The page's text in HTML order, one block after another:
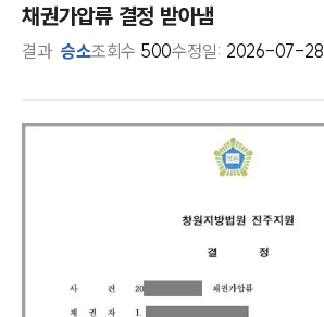
채권가압류 결정 받아냄
결과 승소조회수 500수정일: 2026-07-28